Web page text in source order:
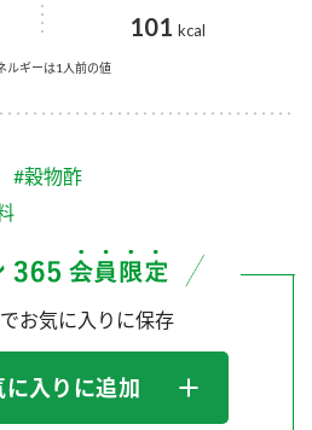
Fibee
組み
ター（アーカイブ）
101 kcal
ルギーは1人前の値
#穀物酢
お気に入りに保存
に入りに追加